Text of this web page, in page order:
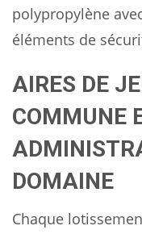
polypropylène
éléments de
AIRES DE
COMMUNE
DOMAINE
Chaque